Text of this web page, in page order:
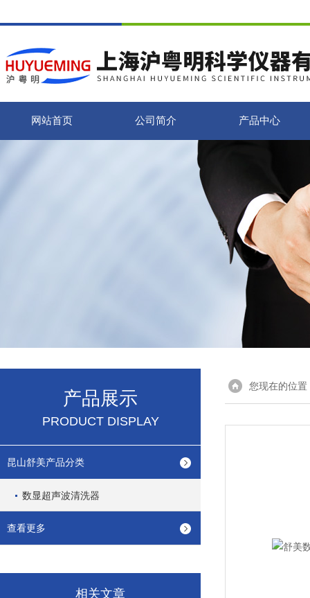
网站首页 公司简介 产品中心
产品展示
PRODUCT DISPLAY
昆山舒美产品分类
数显超声波清洗器
查看更多
相关文章
您现在的位置